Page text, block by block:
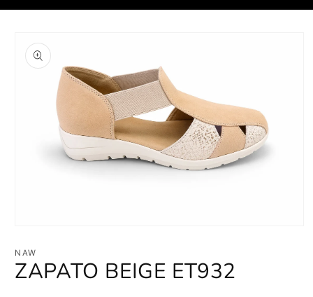
información
del producto
multimedia
1
en
una
NAW
ZAPATO BEIGE ET932